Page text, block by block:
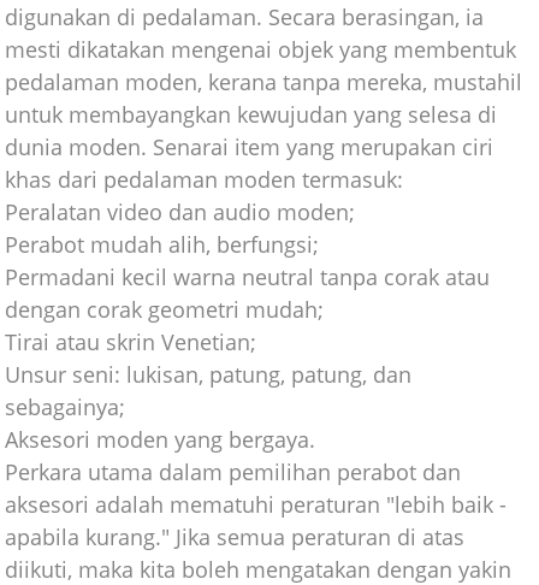
digunakan di pedalaman. Secara berasingan, ia
mesti dikatakan mengenai objek yang membentuk
pedalaman moden, kerana tanpa mereka, mustahil
untuk membayangkan kewujudan yang selesa di
dunia moden. Senarai item yang merupakan ciri
khas dari pedalaman moden termasuk:
Peralatan video dan audio moden;
Perabot mudah alih, berfungsi;
Permadani kecil warna neutral tanpa corak atau
dengan corak geometri mudah;
Tirai atau skrin Venetian;
Unsur seni: lukisan, patung, patung, dan
sebagainya;
Aksesori moden yang bergaya.
Perkara utama dalam pemilihan perabot dan
aksesori adalah mematuhi peraturan "lebih baik -
apabila kurang." Jika semua peraturan di atas
diikuti, maka kita boleh mengatakan dengan yakin